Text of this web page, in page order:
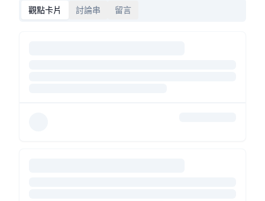
觀點卡片 討論串 留言